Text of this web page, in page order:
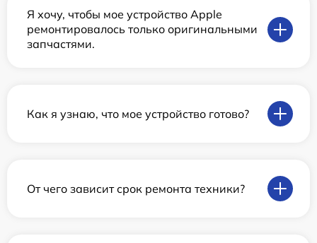
Я хочу, чтобы мое устройство Apple
ремонтировалось только оригинальными
запчастями.
Как я узнаю, что мое устройство готово?
От чего зависит срок ремонта техники?